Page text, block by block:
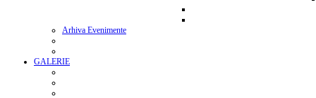
Arhiva Evenimente
GALERIE